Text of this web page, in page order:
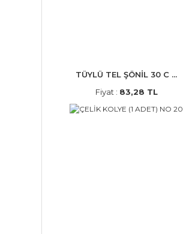
TÜYLÜ TEL ŞÖNİL 30 C ...
Fiyat : 83,28 TL